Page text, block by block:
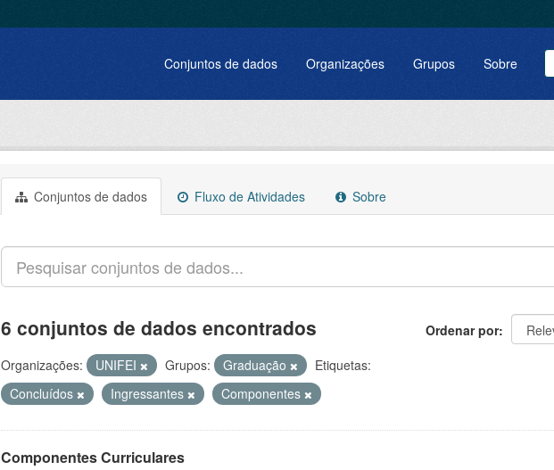
Conjuntos de dados Organizações Grupos Sobre
Conjuntos de dados Fluxo de Atividades Sobre
Ordenar por
6 conjuntos de dados encontrados
Organizações: UNIFEI Grupos: Graduação
Etiquetas:
Concluídos
Ingressantes Componentes
Componentes Curriculares